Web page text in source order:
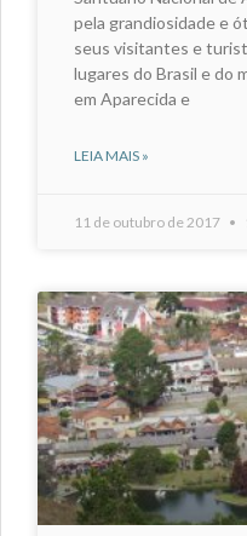
pela grandiosidade e
seus visitantes e
lugares do Brasil e do
em Aparecida e
LEIA MAIS »
11 de outubro de 2017